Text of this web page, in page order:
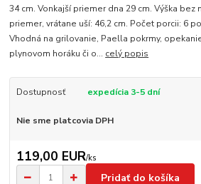
34 cm. Vonkajší priemer dna 29 cm. Výška bez
priemer, vrátane uší: 46,2 cm. Počet porcii: 6
Vhodná na grilovanie, Paella pokrmy,
plynovom horáku či o... celý popis
Dostupnosť expedícia 3-5 dní
Nie sme platcovia DPH
119,00 EUR/ks
Pridať do košíka